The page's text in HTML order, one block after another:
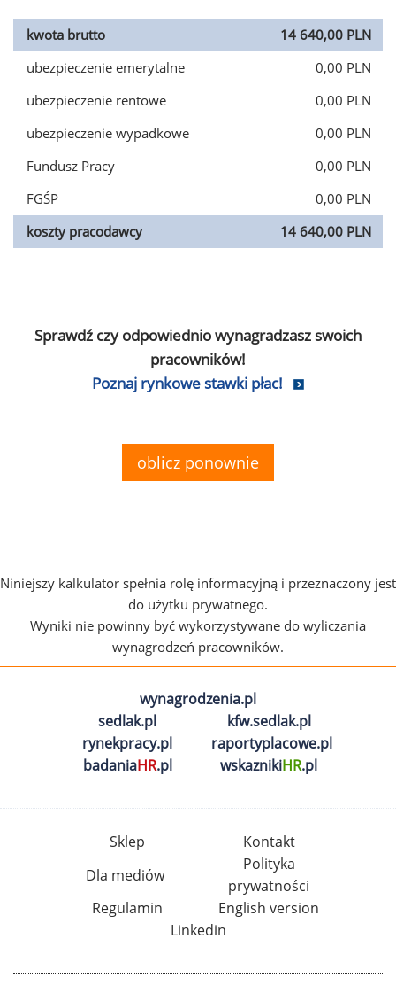
kwota brutto
14 640,00 PLN
ubezpieczenie emerytalne
0,00 PLN
ubezpieczenie rentowe
0,00 PLN
ubezpieczenie wypadkowe
0,00 PLN
Fundusz Pracy
0,00 PLN
FGŚP
0,00 PLN
koszty pracodawcy
14 640,00 PLN
Sprawdź czy odpowiednio wynagradzasz swoich
pracowników!
Poznaj rynkowe stawki płac!
oblicz ponownie
Niniejszy kalkulator spełnia rolę informacyjną i przeznaczony jest
do użytku prywatnego.
Wyniki nie powinny być wykorzystywane do wyliczania
wynagrodzeń pracowników.
wynagrodzenia.pl
sedlak.pl
kfw.sedlak.pl
rynekpracy.pl
raportyplacowe.pl
badaniaHR.pl wskaznikiHR.pl
Sklep
Kontakt
Dla mediów
Polityka
prywatności
Regulamin
English version
Linkedin